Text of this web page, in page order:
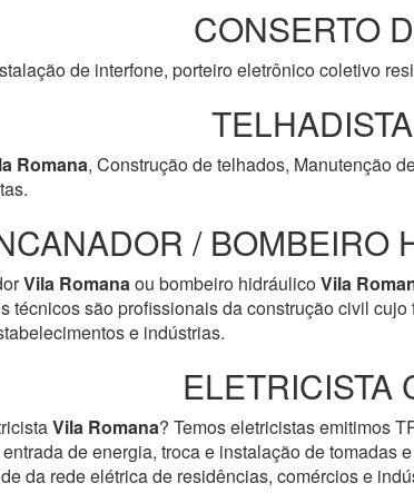
CONSERTO
de interfone, porteiro eletrônico coletivo
Romana, Construção de telhados, Manutenção
/ BOMBEIRO
Vila Romanaou bombeiro hidráulicoVila
técnicos são profissionais da construção civil
e indústrias.
ELETRICISTA
Vila Romana? Temos eletricistas emitimos
de energia, troca e instalação de
da rede elétrica de residências, comércios e